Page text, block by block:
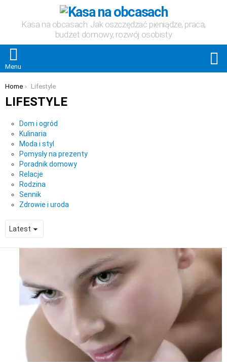
Kasa na obcasach: Jak oszczędzać pieniądze, praca,
budżet domowy, rozwój osobisty
Menu
You are here:
Home Lifestyle
LIFESTYLE
Subterms
Dom i ogród
Kulinaria
Moda i styl
Pomysły na prezenty
Poradnik domowy
Relacje
Rodzina
Sennik
Zdrowie i uroda